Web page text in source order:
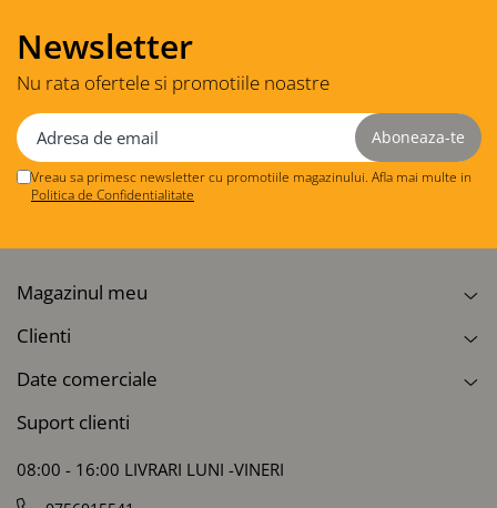
Newsletter
Nu rata ofertele si promotiile noastre
Vreau sa primesc newsletter cu promotiile magazinului. Afla mai multe in
Politica de Confidentialitate
Magazinul meu
Clienti
Date comerciale
Suport clienti
08:00 - 16:00 LIVRARI LUNI -VINERI